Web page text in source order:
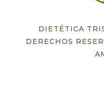
DIETÉTICA
DERECHOS